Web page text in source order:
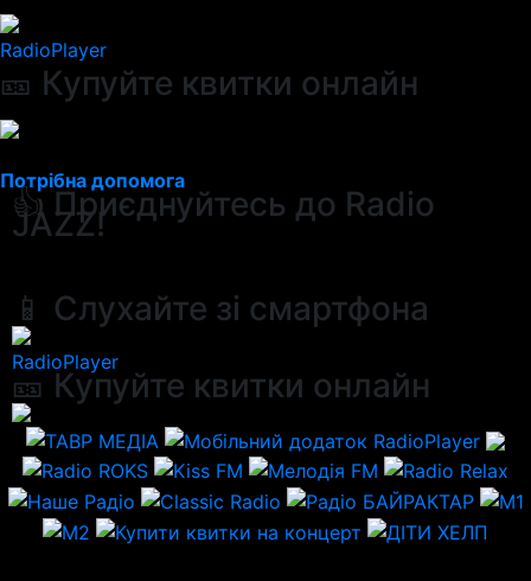
RadioPlayer
🎫 Купуйте квитки онлайн
Потрібна допомога
👍 Приєднуйтесь до Radio
JAZZ!
📱 Слухайте зі смартфона
RadioPlayer
🎫 Купуйте квитки онлайн